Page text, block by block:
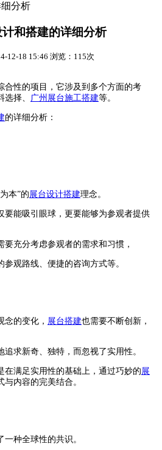
分析
和搭建的详细分析
12-18 15:46 浏览：115次
合性的项目，它涉及到多个方面的考
选择、 广州展台施工搭建等。
的详细分析：
本”的展台设计搭建理念。
要能吸引眼球，更要能够为参观者提供
充分考虑参观者的需求和习惯，
观路线、便捷的咨询方式等。
念的变化， 展台搭建也需要不断创新，
求新奇、独特，而忽视了实用性。
在满足实用性的基础上，通过巧妙的展
内容的完美结合。
种全球性的共识。